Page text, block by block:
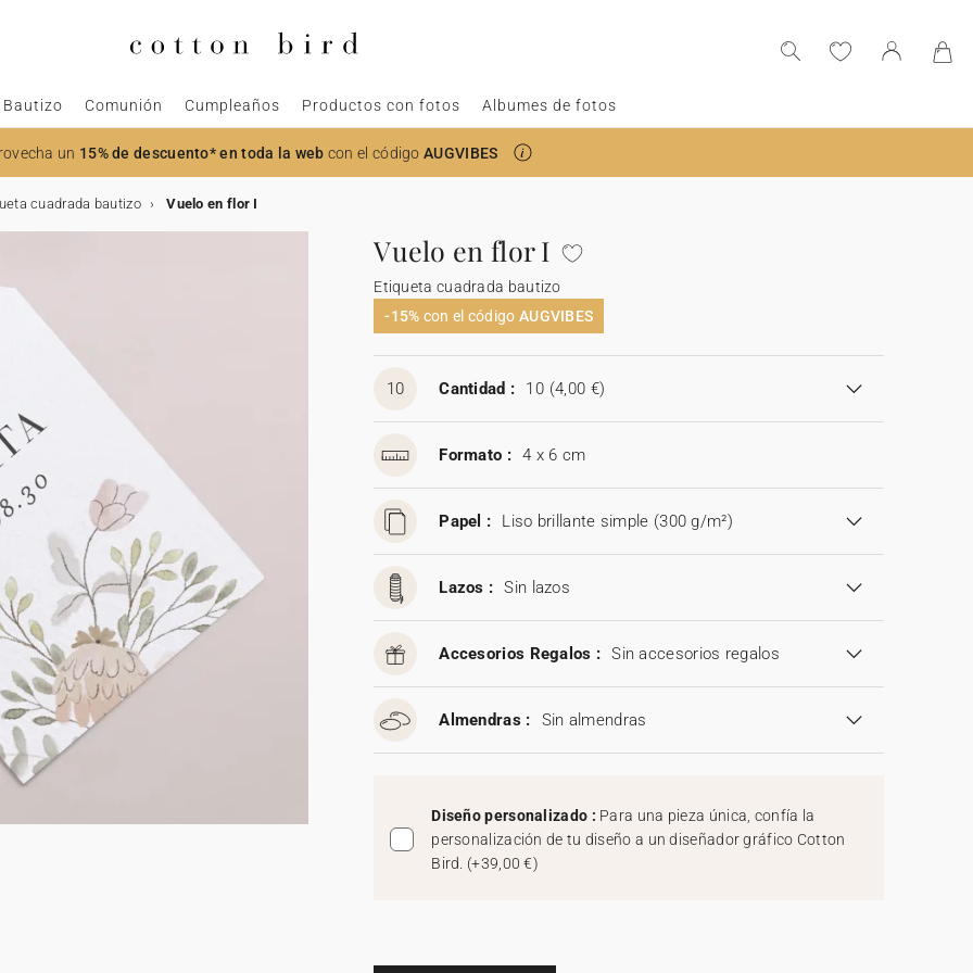
Bautizo Comunión Cumpleaños Productos con fotos Albumes de fotos
un 15% de descuento* en toda la web con el códigoAUGVIBES
cuadrada bautizo Vuelo en flor I
Vuelo en flor I
Etiqueta cuadrada bautizo
-15% con el código AUGVIBES
10 Cantidad : 10 (4,00 €)
Formato : 4 x 6 cm
Papel : Liso brillante simple (300 g/m²)
Lazos : Sin lazos
Accesorios Regalos : Sin accesorios regalos
Almendras : Sin almendras
Diseño personalizado : Para una pieza única, confía la
personalización de tu diseño a un diseñador gráfico Cotton
Bird. (+39,00 €)